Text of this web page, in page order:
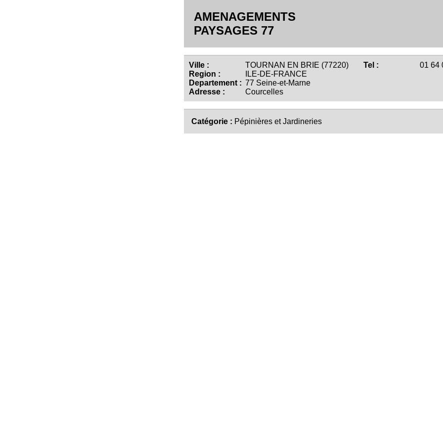
AMENAGEMENTS
PAYSAGES 77
Ville :
TOURNAN EN BRIE (77220)
Region :
ILE-DE-FRANCE
Departement : 77 Seine-et-Marne
Adresse :
Courcelles
Tel : 01 64
Catégorie : Pépinières et Jardineries